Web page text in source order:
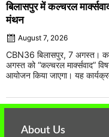
बिलासपुर में कल्चरल
मंथन
August 7, 2026
CBN36 बिलासपुर, 7 अगस्त।
अगस्त को “कल्चरल मार्क्सवाद”
आयोजन किया जाएगा। यह
About Us